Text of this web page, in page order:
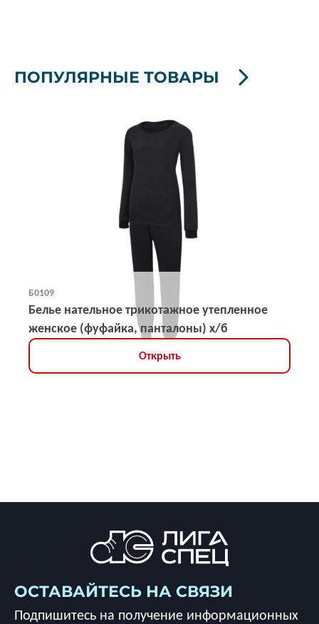
ПОПУЛЯРНЫЕ ТОВАРЫ
Б0109
Белье нательное трикотажное утепленное
женское (фуфайка, панталоны) х/б
Открыть
ОСТАВАЙТЕСЬ НА СВЯЗИ
Подпишитесь на получение информационных